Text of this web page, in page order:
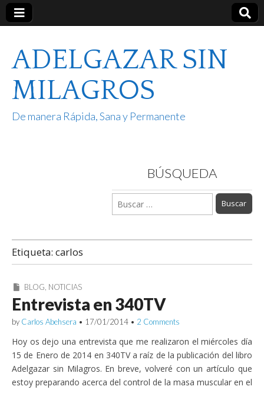
ADELGAZAR SIN
MILAGROS
De manera Rápida, Sana y Permanente
BÚSQUEDA
Buscar:
Etiqueta: carlos
BLOG, NOTICIAS
Entrevista en 340TV
by Carlos Abehsera • 17/01/2014 • 2 Comments
Hoy os dejo una entrevista que me realizaron el miércoles día
15 de Enero de 2014 en 340TV a raíz de la publicación del libro
Adelgazar sin Milagros. En breve, volveré con un artículo que
estoy preparando acerca del control de la masa muscular en el